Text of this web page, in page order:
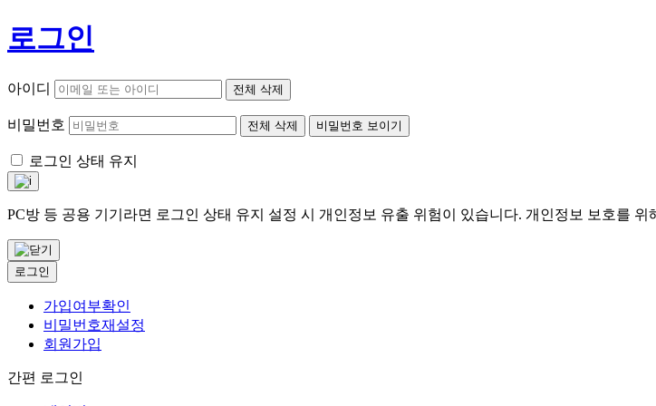
로그인
아이디 전체 삭제
비밀번호 전체 삭제 비밀번호 보이기
로그인 상태 유지
PC방 등 공용 기기라면 로그인 상태 유지 설정 시 개인정보 유출 위험이 있습니다. 개인정보 보호를
로그인
가입여부확인
비밀번호재설정
회원가입
간편 로그인